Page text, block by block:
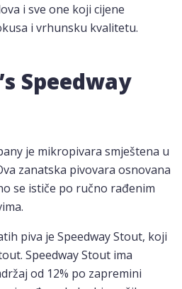
i sve one koji cijene
i vrhunsku kvalitetu.
Speedway
je mikropivara smještena u
zanatska pivovara osnovana
se ističe po ručno rađenim
piva je Speedway Stout, koji
Speedway Stout ima
od 12% po zapremini